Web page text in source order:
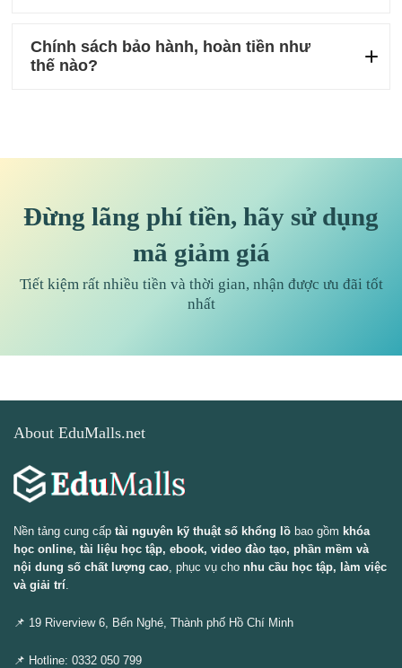
Chính sách bảo hành, hoàn tiền như
thế nào?
Đừng lãng phí tiền, hãy sử dụng
mã giảm giá
Tiết kiệm rất nhiều tiền và thời gian, nhận được ưu đãi tốt
nhất
About EduMalls.net
Nền tảng cung cấp tài nguyên kỹ thuật số khổng lồ bao gồm khóa
học online, tài liệu học tập, ebook, video đào tạo, phần mềm và
nội dung số chất lượng cao , phục vụ cho nhu cầu học tập, làm việc
và giải trí
📌 19 Riverview 6, Bến Nghé, Thành phố Hồ Chí Minh
📌 Hotline: 0332 050 799